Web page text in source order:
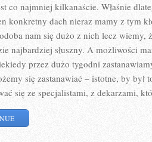
co najmniej kilkanaście. Właśnie
konkretny dach nieraz mamy z tym
nam się dużo z nich lecz
najbardziej słuszny. A możliwości
przez dużo tygodni
się zastanawiać – istotne, by
się ze specjalistami, z dekarzami,